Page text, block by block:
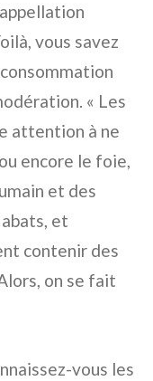
vous savez
« Les
attention à ne
encore le foie,
et des
et
contenir des
on se fait
vous les